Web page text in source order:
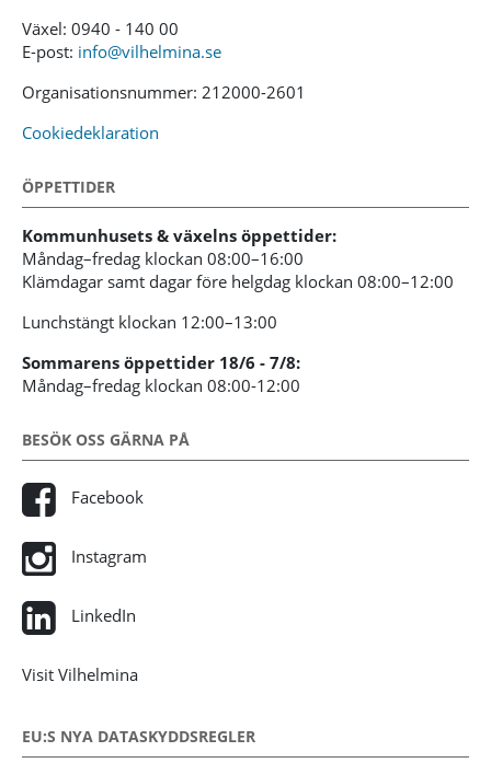
Växel: 0940 - 140 00
E-post: info@vilhelmina.se
Organisationsnummer: 212000-2601
Cookiedeklaration
ÖPPETTIDER
Kommunhusets & växelns öppettider:
Måndag–fredag klockan 08:00–16:00
Klämdagar samt dagar före helgdag klockan 08:00–12:00
Lunchstängt klockan 12:00–13:00
Sommarens öppettider 18/6 - 7/8:
Måndag–fredag klockan 08:00-12:00
BESÖK OSS GÄRNA PÅ
Facebook
Instagram
LinkedIn
Visit Vilhelmina
EU:S NYA DATASKYDDSREGLER